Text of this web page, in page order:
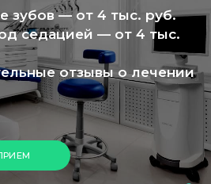
зубов — от 4 тыс. руб.
седацией — от 4 тыс.
отзывы о лечении